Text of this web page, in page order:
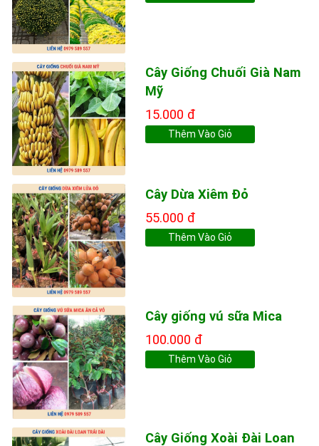
Cây Giống Chuối Già Nam
Mỹ
15.000 đ
Thêm Vào Giỏ
Cây Dừa Xiêm Đỏ
55.000 đ
Thêm Vào Giỏ
Cây giống vú sữa Mica
100.000 đ
Thêm Vào Giỏ
Cây Giống Xoài Đài Loan